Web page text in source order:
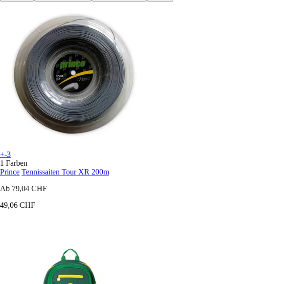
+-3
1 Farben
Prince Tennissaiten Tour XR 200m
Ab 79,04 CHF
49,06 CHF